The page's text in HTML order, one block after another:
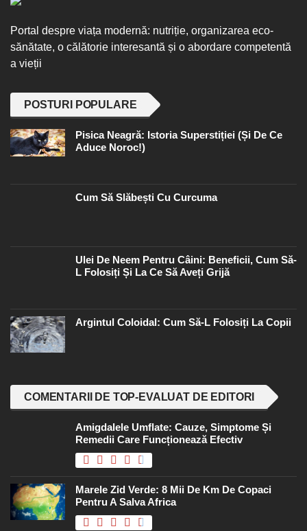
Portal despre viața modernă: nutriție, organizarea eco-
sănătate, o călătorie interesantă și o abordare competentă
a vieții
POSTURI POPULARE
Pisica Neagră: Istoria Superstiției (și De Ce
Aduce Noroc!)
Cum Să Slăbești Cu Curcuma
Ulei De Neem Pentru Câini: Beneficii, Cum Să-
L Folosiți Și La Ce Să Aveți Grijă
Argintul Coloidal: Cum Să-L Folosiți La Copii
COMENTARII DE TOP-EVALUAT DE EDITORI
Amigdalele Umflate: Cauze, Simptome Și
Remedii Care Funcționează Efectiv
Marele Zid Verde: 8 Mii De Km De Copaci
Pentru A Salva Africa